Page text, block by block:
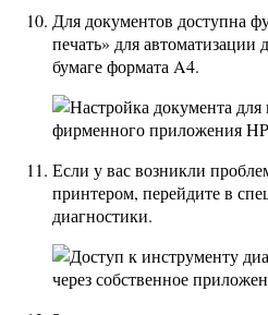
Для документов доступна
печать» для автоматизации
бумаге формата A4.
Если у вас возникли
принтером, перейдите в
диагностики.